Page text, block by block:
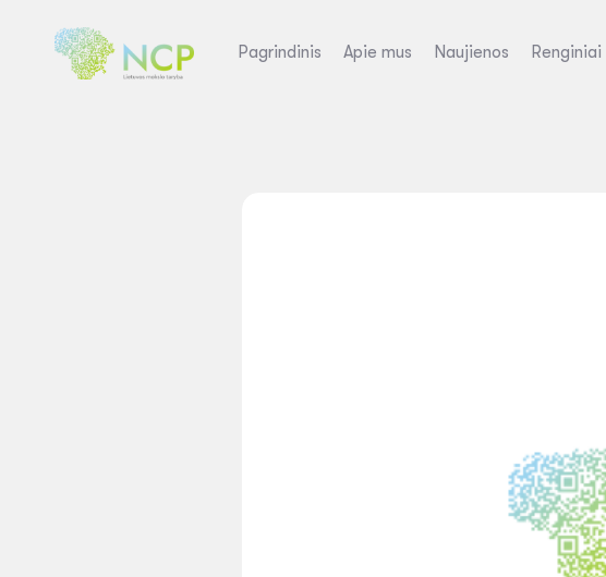
Pagrindinis Apie mus Naujienos Renginiai